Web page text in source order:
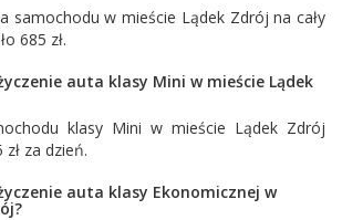
samochodu w mieście Lądek Zdrój na cały
685 zł.
auta klasy Mini w mieście Lądek
klasy Mini w mieście Lądek Zdrój
za dzień.
auta klasy Ekonomicznej w